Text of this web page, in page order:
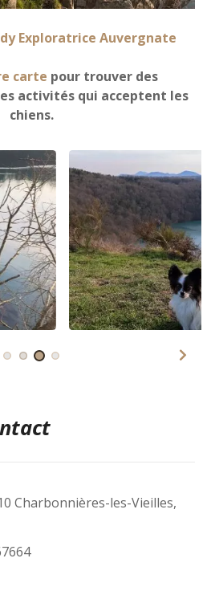
Exploratrice Auvergnate
carte pour trouver des
activités qui acceptent les
chiens.
Charbonnières-les-Vieilles,